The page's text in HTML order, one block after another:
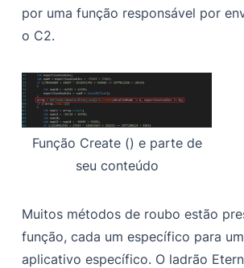
por uma função responsável por
o C2.
Função Create () e parte de
seu conteúdo
Muitos métodos de roubo estão
função, cada um específico para
aplicativo específico. O ladrão